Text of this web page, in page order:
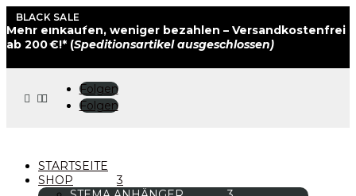
Mehr einkaufen, weniger bezahlen – Versandkostenfrei
ab 200 €!* (Speditionsartikel ausgeschlossen)
 
Folgen
Folgen
STARTSEITE
SHOP
BLACK SALE
BLACK SALE